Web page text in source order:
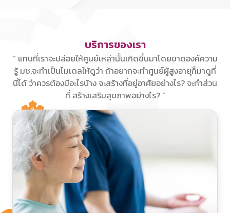
บริการของเรา
“ แทนที่เราจะปล่อยให้ศูนย์เหล่านั้นเกิดขึ้นมาโดยขาดองค์ความ
รู้ มช.จะทำเป็นโมเดลให้ดูว่า ถ้าอยากจะทำศูนย์ผู้สูงอายุก็มาดูที่
นี่ได้ ว่าควรต้องมีอะไรบ้าง จะสร้างที่อยู่อาศัยอย่างไร? จะทำส่วน
ที่ สร้างเสริมสุขภาพอย่างไร? ”